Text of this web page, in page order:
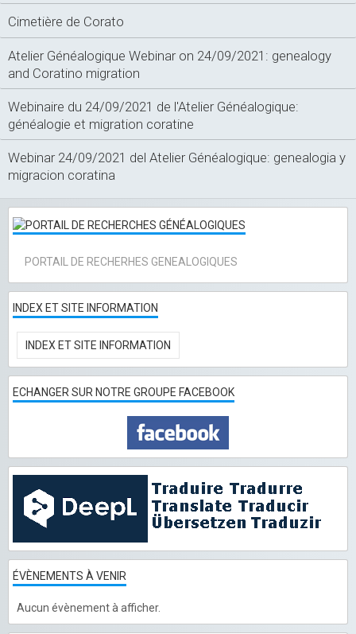
Cimetière de Corato
Atelier Généalogique Webinar on 24/09/2021: genealogy
and Coratino migration
Webinaire du 24/09/2021 de l'Atelier Généalogique:
généalogie et migration coratine
Webinar 24/09/2021 del Atelier Généalogique: genealogia y
migracion coratina
PORTAIL DE RECHERHES GENEALOGIQUES
INDEX ET SITE INFORMATION
INDEX ET SITE INFORMATION
ECHANGER SUR NOTRE GROUPE FACEBOOK
ÉVÈNEMENTS À VENIR
Aucun évènement à afficher.